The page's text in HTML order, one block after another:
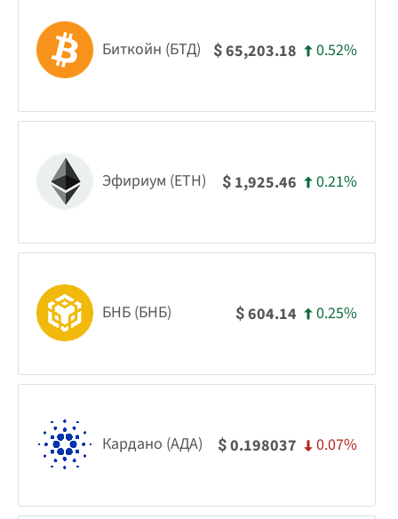
Биткойн (БТД) $65,203.18 0.52%
Эфириум (ETH) $ 1,925.46 0.21%
БНБ (БНБ) $604.14 0.25%
Кардано (АДА) $0.198037 0.07%